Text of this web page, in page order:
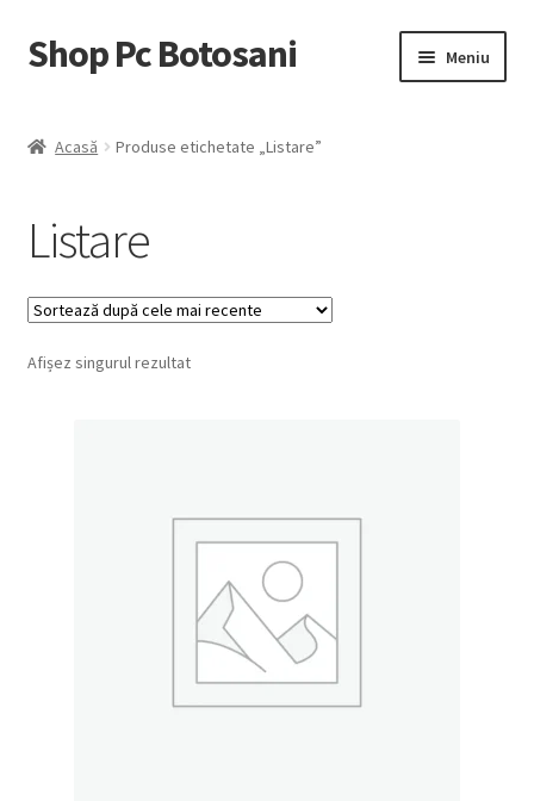
Sari
la
Sari
la
Shop Pc Botosani Meniu
Coş
Trimite Comanda
Acasă Produse etichetate „Listare”
Listare
Afișez singurul rezultat